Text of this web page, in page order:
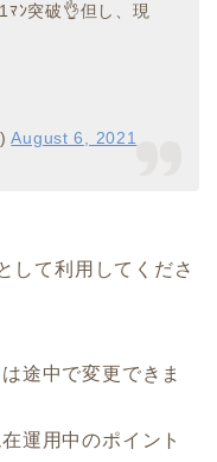
ﾏﾝ突破👌但し、現
August 6, 2021
して利用してくださ
途中で変更できま
運用中のポイント